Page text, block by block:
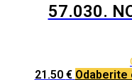
57.030.
21.50 € Odaberite